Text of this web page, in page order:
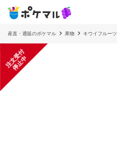
産直・通販のポケマル 果物 キウイフルーツ
注
文
受
付
停
止
中